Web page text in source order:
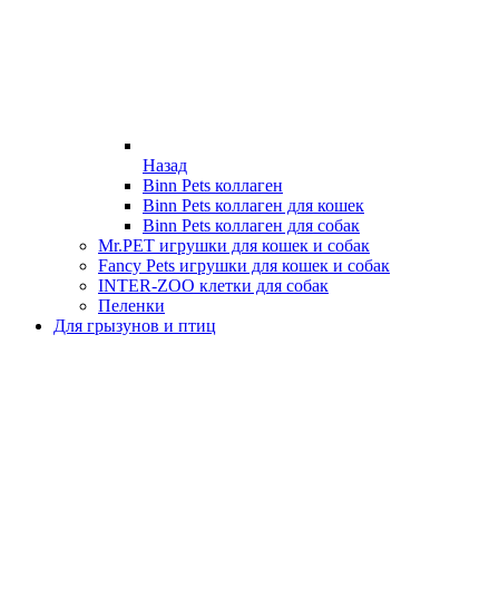
Назад
Binn Pets коллаген
Binn Pets коллаген для кошек
Binn Pets коллаген для собак
Mr.PET игрушки для кошек и собак
Fancy Pets игрушки для кошек и собак
INTER-ZOO клетки для собак
Пеленки
Для грызунов и птиц